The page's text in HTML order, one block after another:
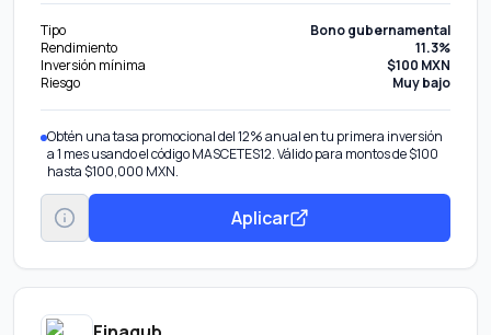
Tipo
Bono gubernamental
Rendimiento
11.3%
Inversión mínima
$100 MXN
Riesgo
Muy bajo
Obtén una tasa promocional del 12% anual en tu primera inversión
a 1 mes usando el código MASCETES12. Válido para montos de $100
hasta $100,000 MXN.
Aplicar